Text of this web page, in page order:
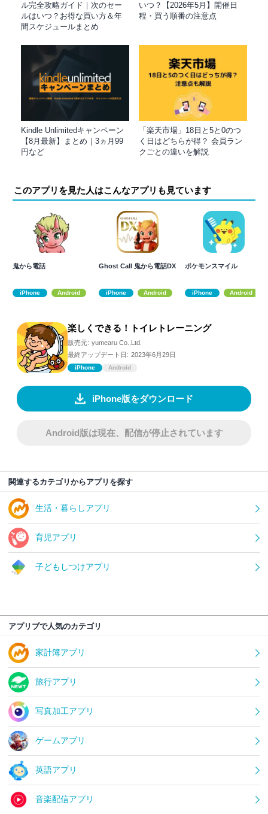
ル完全攻略ガイド｜次のセー
ルはいつ？お得な買い方＆年
間スケジュールまとめ
いつ？【2026年5月】開催日
程・買う順番の注意点
Kindle Unlimitedキャンペーン
【8月最新】まとめ｜3ヵ月99
円など
「楽天市場」18日と5と0のつ
く日はどちらが得？ 会員ラン
クごとの違いを解説
このアプリを見た人はこんなアプリも見ています
鬼から電話
iPhone Android
Ghost Call 鬼から電話DX
iPhone Android
ポケモンスマイル
iPhone Android
楽しくできる！トイレトレーニング
販売元: yumearu Co.,Ltd.
最終アップデート日: 2023年6月29日
iPhone Android
iPhone版をダウンロード
Android版は現在、配信が停止されています
関連するカテゴリからアプリを探す
生活・暮らしアプリ
育児アプリ
子どもしつけアプリ
アプリブで人気のカテゴリ
家計簿アプリ
旅行アプリ
写真加工アプリ
ゲームアプリ
英語アプリ
音楽配信アプリ